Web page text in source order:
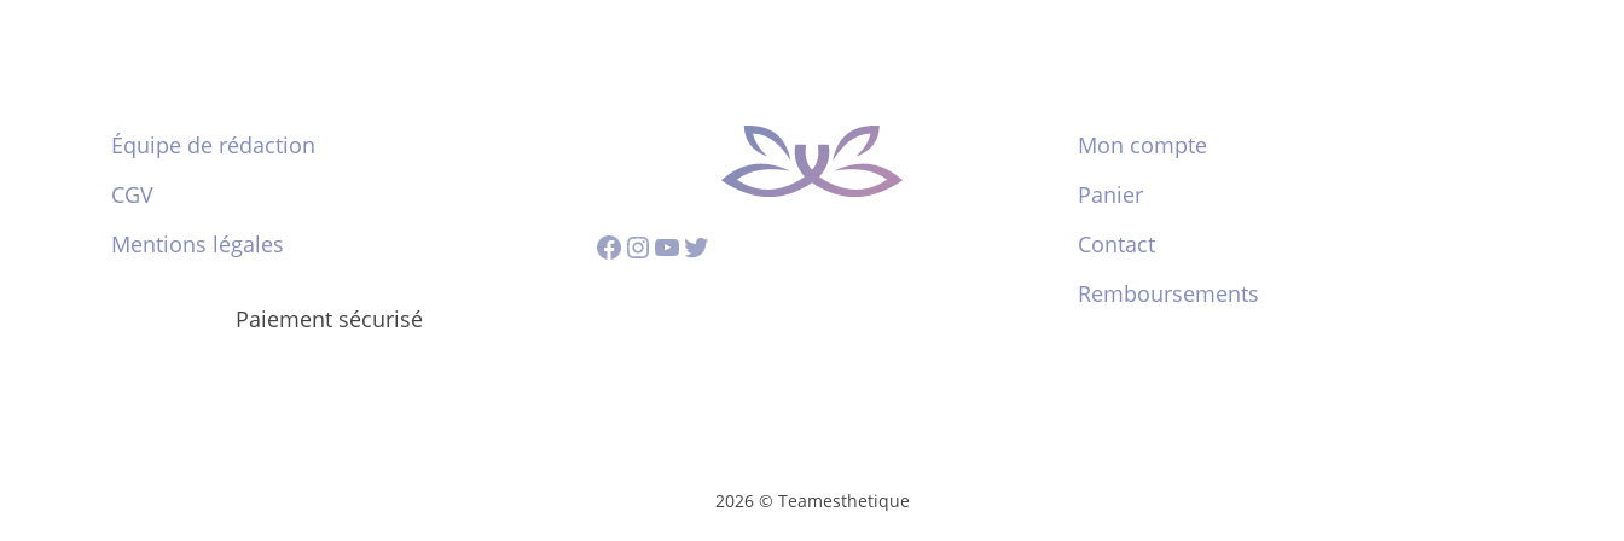
Équipe de rédaction
CGV
Mentions légales
Paiement sécurisé
Facebook
Instagram
YouTube
Twitter
Mon compte
Panier
Contact
Remboursements
2026 © Teamesthetique